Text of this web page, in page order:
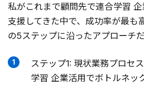
私がこれまで顧問先で連合学習
支援してきた中で、成功率が最も
の5ステップに沿ったアプローチだ
ステップ1: 現状業務プロセ
学習 企業活用でボトルネッ